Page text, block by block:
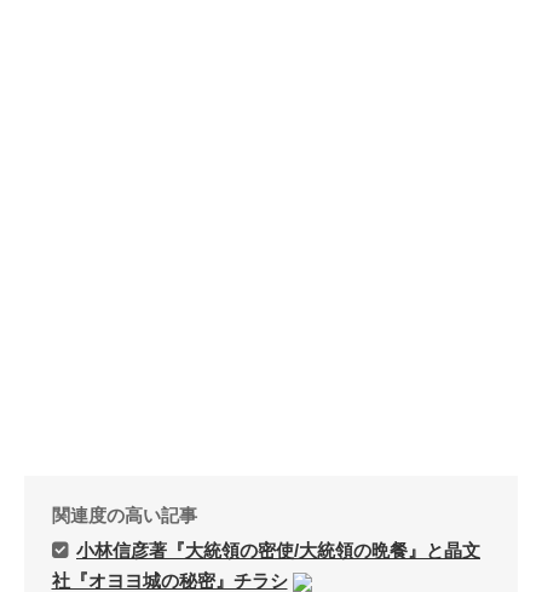
関連度の高い記事
小林信彦著『大統領の密使/大統領の晩餐』と晶文
社『オヨヨ城の秘密』チラシ